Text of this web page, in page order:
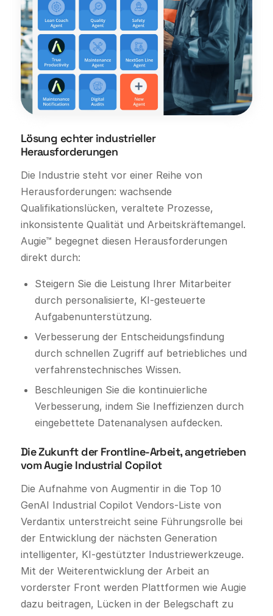
Lösung echter industrieller
Herausforderungen
Die Industrie steht vor einer Reihe von
Herausforderungen: wachsende
Qualifikationslücken, veraltete Prozesse,
inkonsistente Qualität und Arbeitskräftemangel.
Augie™ begegnet diesen Herausforderungen
direkt durch:
Steigern Sie die Leistung Ihrer Mitarbeiter
durch personalisierte, KI-gesteuerte
Aufgabenunterstützung.
Verbesserung der Entscheidungsfindung
durch schnellen Zugriff auf betriebliches und
verfahrenstechnisches Wissen.
Beschleunigen Sie die kontinuierliche
Verbesserung, indem Sie Ineffizienzen durch
eingebettete Datenanalysen aufdecken.
Die Zukunft der Frontline-Arbeit, angetrieben
vom Augie Industrial Copilot
Die Aufnahme von Augmentir in die Top 10
GenAI Industrial Copilot Vendors-Liste von
Verdantix unterstreicht seine Führungsrolle bei
der Entwicklung der nächsten Generation
intelligenter, KI-gestützter Industriewerkzeuge.
Mit der Weiterentwicklung der Arbeit an
vorderster Front werden Plattformen wie Augie
dazu beitragen, Lücken in der Belegschaft zu